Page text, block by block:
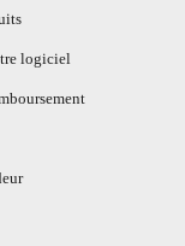
logiciel